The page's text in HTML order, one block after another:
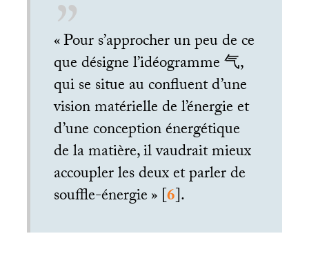
«Pour s’approcher un peu de ce
que désigne l’idéogramme 气,
qui se situe au confluent d’une
vision matérielle de l’énergie et
d’une conception énergétique
de la matière, il vaudrait mieux
accoupler les deux et parler de
souffle-énergie» [6].